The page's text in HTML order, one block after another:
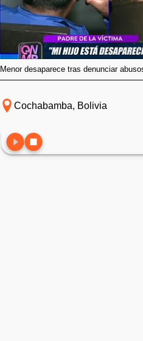
Menor desaparece tras denunciar
Cochabamba, Bolivia